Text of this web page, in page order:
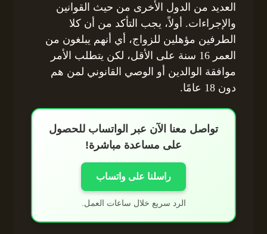
العديد من الدول الأخرى من حيث القوانين
والإجراءات. أولاً، يجب التأكد من أن كلا
الطرفين مؤهلين للزواج، أي أنهم يبلغون من
العمر 16 سنة على الأقل، لكن يتطلب الأمر
موافقة الوالدين أو الوصي القانوني لمن هم
دون 18 عامًا.
تواصل معنا الآن عبر الواتساب للحصول
على مساعدة مباشرة!
راسلنا على واتساب
الرد سريع خلال ساعات العمل.